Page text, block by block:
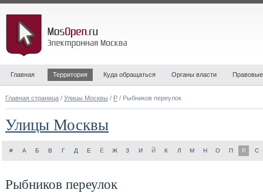
Главная Территория Куда обращаться Органы власти
Главная страница / Улицы Москвы / Р / Рыбников переулок
Улицы Москвы
# А Б В Г Д Е Ё Ж З И Й К Л М Н О П Р С
Рыбников переулок